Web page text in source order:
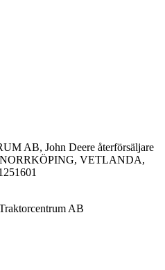
AB, John Deere återförsäljare
VETLANDA,
AB